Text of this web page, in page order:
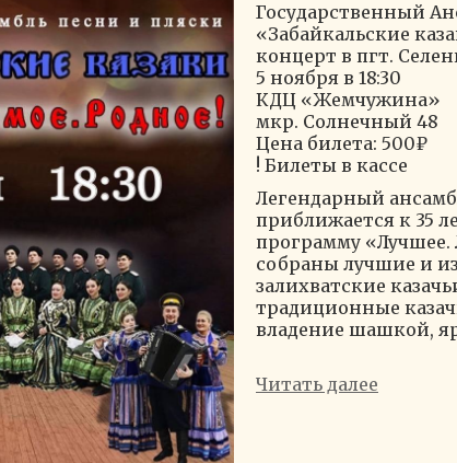
Государственный
«Забайкальские
концерт в пгт.
5 ноября в 18:30
КДЦ «Жемчужина»
мкр. Солнечный 48
Цена билета: 500₽
! Билеты в кассе
Легендарный
приближается к 35
программу
собраны лучшие и
залихватские
традиционные
владение шашкой,
Читать далее